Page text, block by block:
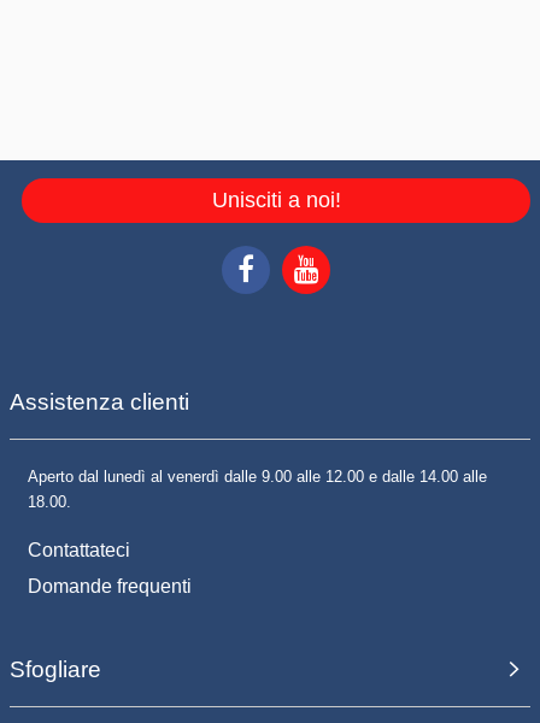
Unisciti a noi!
Assistenza clienti
Aperto dal lunedì al venerdì dalle 9.00 alle 12.00 e dalle 14.00 alle
18.00.
Contattateci
Domande frequenti
Sfogliare